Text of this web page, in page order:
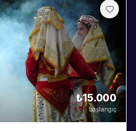
₺15.000
başlangıç